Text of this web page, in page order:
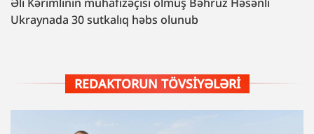
Ukraynada 30 sutkalıq həbs olunub
REDAKTORUN TÖVSIYƏLƏRI